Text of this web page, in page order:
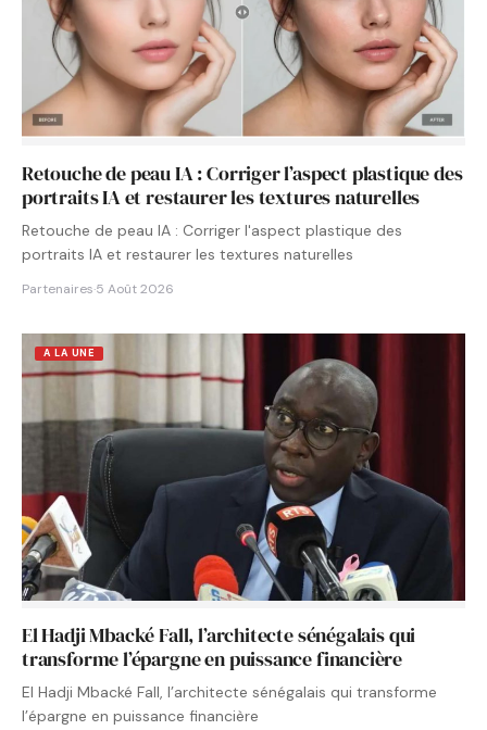
Retouche de peau IA : Corriger l’aspect plastique des
portraits IA et restaurer les textures naturelles
Retouche de peau IA : Corriger l'aspect plastique des
portraits IA et restaurer les textures naturelles
Partenaires·5 Août 2026
A LA UNE
El Hadji Mbacké Fall, l’architecte sénégalais qui
transforme l’épargne en puissance financière
El Hadji Mbacké Fall, l’architecte sénégalais qui transforme
l’épargne en puissance financière